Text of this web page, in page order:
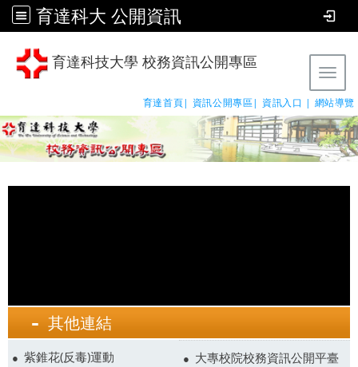
育達科大 公開資訊
育達科技大學 校務資訊公開專區
育達首頁| 資訊公開專區| 資訊入口 | 網站導覽
其他連結
紫錐花(反毒)運動 大專校院校務資訊公開平臺